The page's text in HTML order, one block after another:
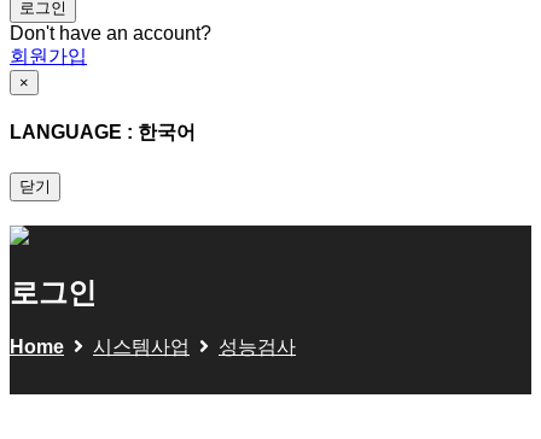
Don't have an account?
회원가입
×
LANGUAGE : 한국어
닫기
로그인
Home 시스템사업 성능검사